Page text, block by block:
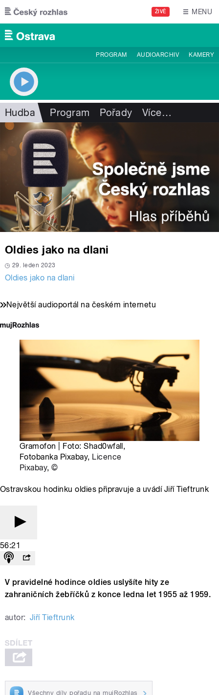
Přejít k hlavnímu obsahu
ŽIVĚ MENU
PROGRAM AUDIOARCHIV KAMERY
Hudba Program Pořady Více…
Oldies jako na dlani
29. leden 2023
Oldies jako na dlani
Největší audioportál na českém internetu
Gramofon | Foto: Shad0wfall,
Fotobanka Pixabay, Licence
Pixabay,©
Ostravskou hodinku oldies připravuje a uvádí Jiří Tieftrunk
56:21
V pravidelné hodince oldies uslyšíte hity ze
zahraničních žebříčků z konce ledna let 1955 až 1959.
autor: Jiří Tieftrunk
Všechny díly pořadu na mujRozhlas